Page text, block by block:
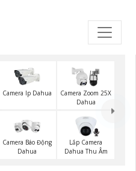
Camera Ip Dahua
Camera Zoom 25X
Dahua
Camera Báo Động
Dahua
Lắp Camera
Dahua Thu Âm